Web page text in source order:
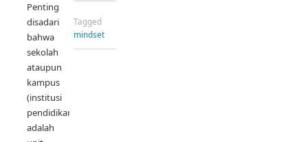
Penting
disadari
bahwa
sekolah
ataupun
kampus
(institusi
pendidikan)
adalah
Tagged
mindset